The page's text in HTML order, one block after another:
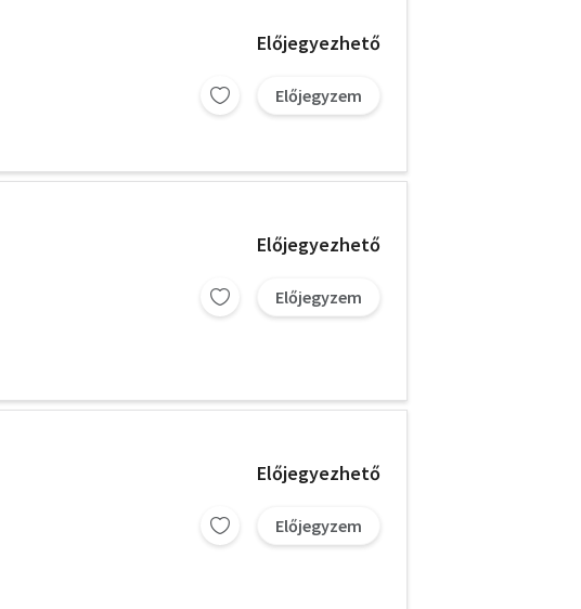
Előjegyezhető
Előjegyzem
Előjegyezhető
Előjegyzem
Előjegyezhető
Előjegyzem